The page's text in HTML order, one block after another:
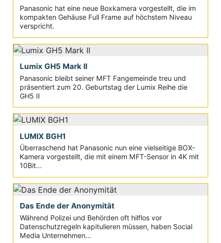
Panasonic hat eine neue Boxkamera vorgestellt, die im
kompakten Gehäuse Full Frame auf höchstem Niveau
verspricht.
Lumix GH5 Mark II
Panasonic bleibt seiner MFT Fangemeinde treu und
präsentiert zum 20. Geburtstag der Lumix Reihe die
GH5 II
LUMIX BGH1
Überraschend hat Panasonic nun eine vielseitige BOX-
Kamera vorgestellt, die mit einem MFT-Sensor in 4K mit
10Bit...
Das Ende der Anonymität
Während Polizei und Behörden oft hilflos vor
Datenschutzregeln kapitulieren müssen, haben Social
Media Unternehmen...